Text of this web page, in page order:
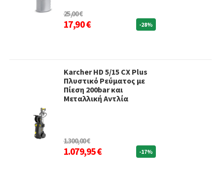
17,90 €
25,00 €
-28%
Karcher HD 5/15 CX Plus
Πλυστικό Ρεύματος με
Πίεση 200bar και
Μεταλλική Αντλία
1.079,95 €
1.300,00 €
-17%